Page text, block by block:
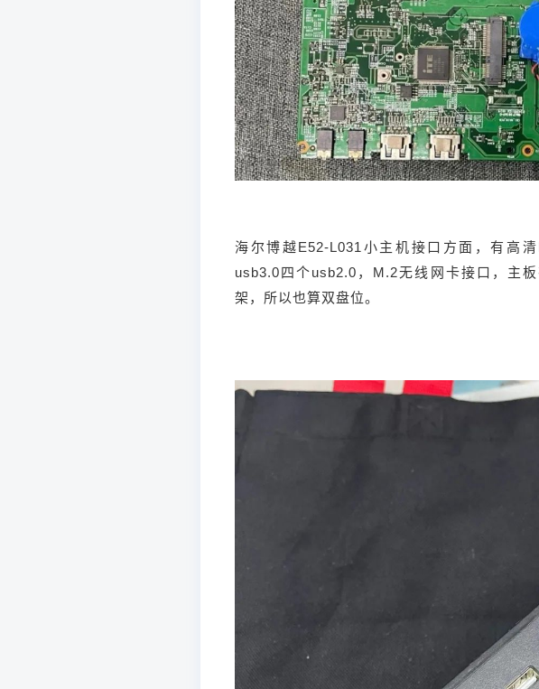
海尔博越E52-L031小主机接口方面，有高
usb3.0四个usb2.0，M.2无线网卡接口，主
架，所以也算双盘位。